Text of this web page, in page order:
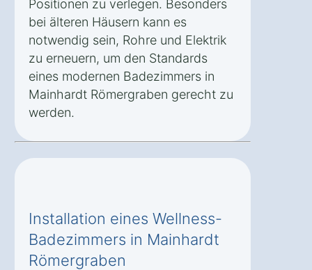
Positionen zu verlegen. Besonders
bei älteren Häusern kann es
notwendig sein, Rohre und Elektrik
zu erneuern, um den Standards
eines modernen Badezimmers in
Mainhardt Römergraben gerecht zu
werden.
Installation eines Wellness-
Badezimmers in Mainhardt
Römergraben